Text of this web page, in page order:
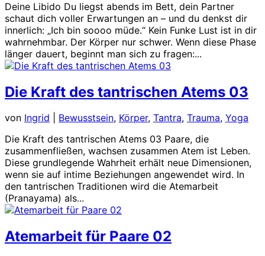
Deine Libido Du liegst abends im Bett, dein Partner
schaut dich voller Erwartungen an – und du denkst dir
innerlich: „Ich bin soooo müde.“ Kein Funke Lust ist in dir
wahrnehmbar. Der Körper nur schwer. Wenn diese Phase
länger dauert, beginnt man sich zu fragen:...
Die Kraft des tantrischen Atems 03
von Ingrid Bewusstsein, Körper, Tantra, Trauma, Yoga
Die Kraft des tantrischen Atems 03 Paare, die
zusammenfließen, wachsen zusammen Atem ist Leben.
Diese grundlegende Wahrheit erhält neue Dimensionen,
wenn sie auf intime Beziehungen angewendet wird. In
den tantrischen Traditionen wird die Atemarbeit
(Pranayama) als...
Atemarbeit für Paare 02